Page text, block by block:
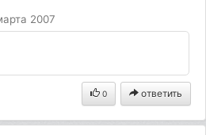
2007
0 ответить